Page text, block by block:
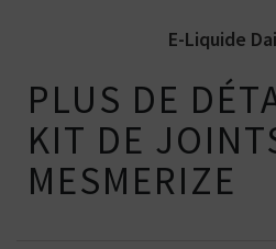
E-Liquide
PLUS DE
KIT DE
MESMERIZE